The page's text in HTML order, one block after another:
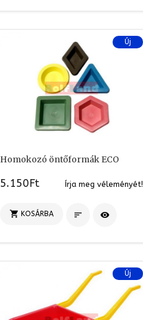
Új
Homokozó öntőformák ECO
5.150Ft Írja meg véleményét!
 KOSÁRBA  
Új